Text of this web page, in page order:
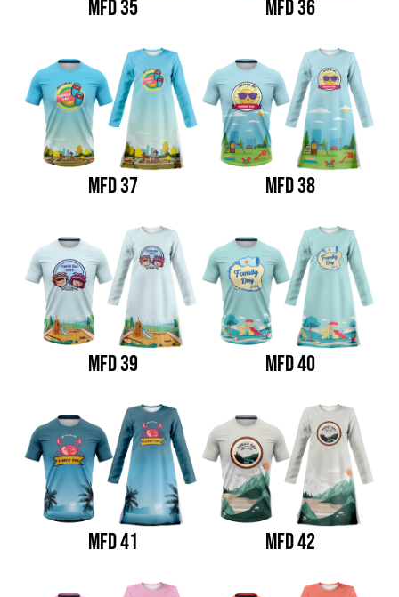
MFD 35 MFD 36
MFD 37 MFD 38
MFD 39 MFD 40
MFD 41 MFD 42